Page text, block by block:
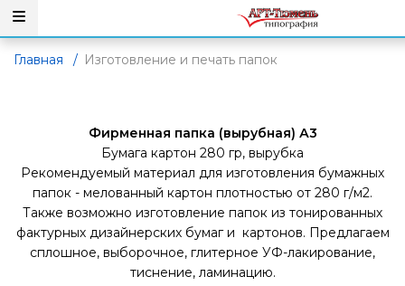
Главная / Изготовление и печать папок
Фирменная папка (вырубная) А3
Бумага картон 280 гр, вырубка
Рекомендуемый материал для изготовления бумажных
папок - мелованный картон плотностью от 280 г/м2.
Также возможно изготовление папок из тонированных
фактурных дизайнерских бумаг и картонов. Предлагаем
сплошное, выборочное, глитерное УФ-лакирование,
тиснение, ламинацию.